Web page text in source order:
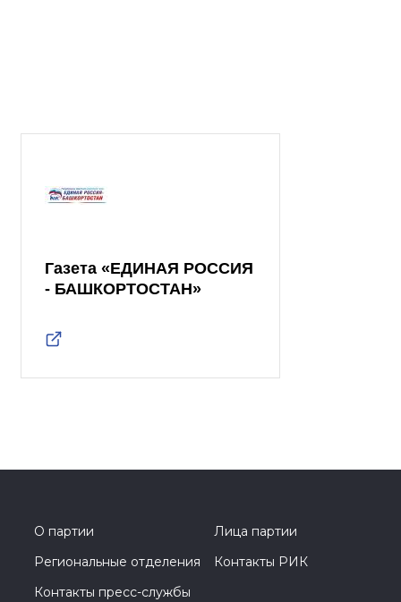
Газета «ЕДИНАЯ РОССИЯ
- БАШКОРТОСТАН»
О партии
Лица партии
Региональные отделения
Контакты РИК
Контакты пресс-службы